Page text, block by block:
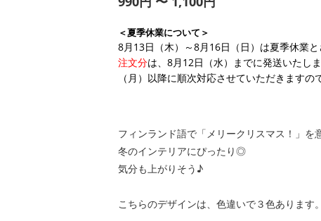
＜夏季休業について＞
8月13日（木）～8月16日（日）は夏季休業と
注文分は、8月12日（水）までに発送いたし
（月）以降に順次対応させていただきますの
フィンランド語で「メリークリスマス！」を
冬のインテリアにぴったり◎
気分も上がりそう♪
こちらのデザインは、色違いで３色あります。